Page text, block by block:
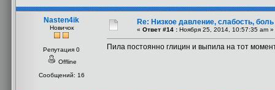
Nasten4ik
Новичок
Репутация 0
Offline
Сообщений: 16
Re: Низкое давление, слабость,
« Ответ #14 : Ноября 25, 2014, 10:57:35 am »
Пила постоянно глицин и выпила на тот